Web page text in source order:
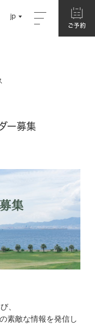
jp
ご予約
jp
ご予約
Close
ー募集
、
素敵な情報を発信し